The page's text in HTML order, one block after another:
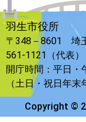
羽生市役所
〒348－8601 埼
561-1121（代表）
開庁時間：平日・
（土日・祝日年
Copyright ©